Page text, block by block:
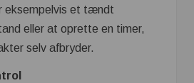
eksempelvis et tændt
eller at oprette en timer,
selv afbryder.